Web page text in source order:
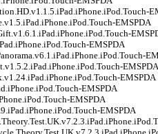
EMSPDA
EMSPDA
EMSPDA
EMSPDA
EMSPDA
EMSPDA